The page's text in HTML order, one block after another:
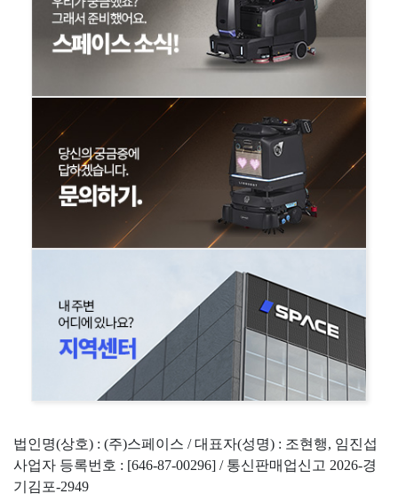
법인명(상호) : (주)스페이스 / 대표자(성명) : 조현행, 임진섭
사업자 등록번호 : [646-87-00296] / 통신판매업신고 2026-경
기김포-2949